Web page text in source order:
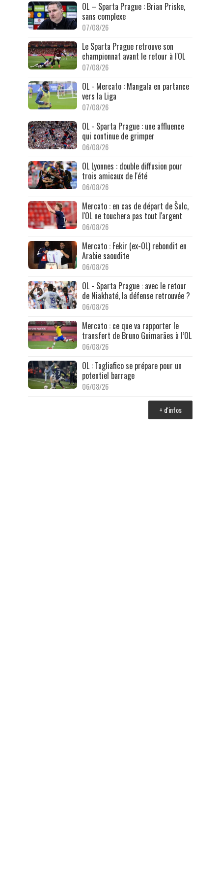
OL – Sparta Prague : Brian Priske,
sans complexe
07/08/26
Le Sparta Prague retrouve son
championnat avant le retour à l'OL
07/08/26
OL - Mercato : Mangala en partance
vers la Liga
07/08/26
OL - Sparta Prague : une affluence
qui continue de grimper
06/08/26
OL Lyonnes : double diffusion pour
trois amicaux de l'été
06/08/26
Mercato : en cas de départ de Šulc,
l'OL ne touchera pas tout l'argent
06/08/26
Mercato : Fekir (ex-OL) rebondit en
Arabie saoudite
06/08/26
OL - Sparta Prague : avec le retour
de Niakhaté, la défense retrouvée ?
06/08/26
Mercato : ce que va rapporter le
transfert de Bruno Guimarães à l’OL
06/08/26
OL : Tagliafico se prépare pour un
potentiel barrage
06/08/26
+ d'infos